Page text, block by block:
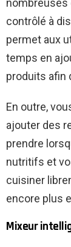
nombreuses
contrôlé à
permet aux
temps en
produits afin
En outre,
ajouter des
prendre
nutritifs et
cuisiner
encore plus
Mixeur